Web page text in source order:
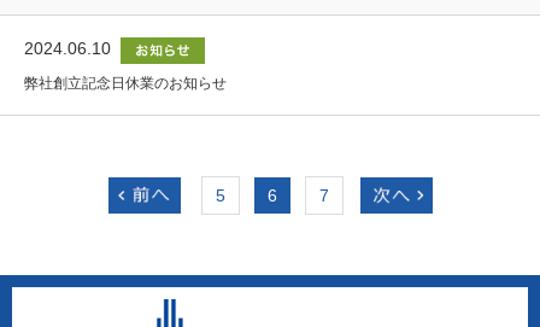
2024.06.10
弊社創立記念日休業のお知らせ
5 6 7